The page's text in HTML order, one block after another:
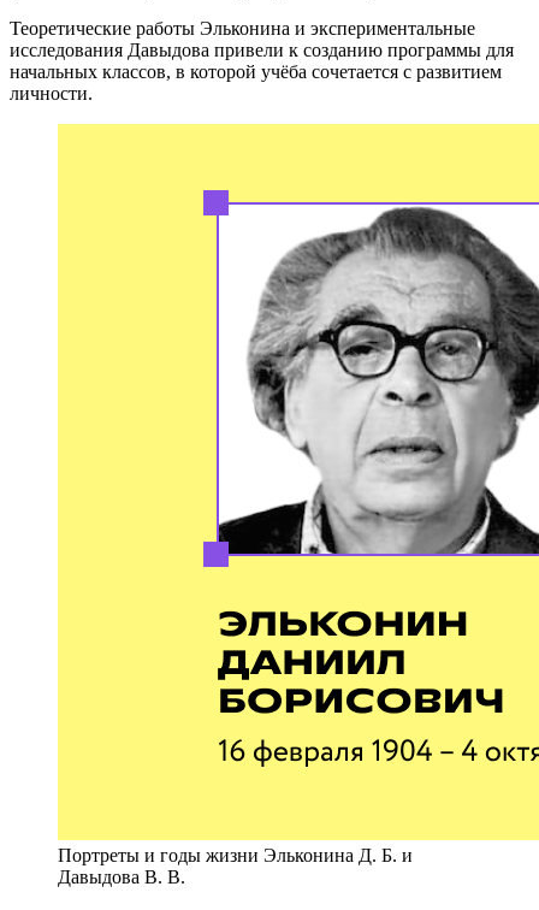
Теоретические работы Эльконина и экспериментальные
исследования Давыдова привели к созданию программы для
начальных классов, в которой учёба сочетается с развитием
личности.
Портреты и годы жизни Эльконина Д. Б. и
Давыдова В. В.